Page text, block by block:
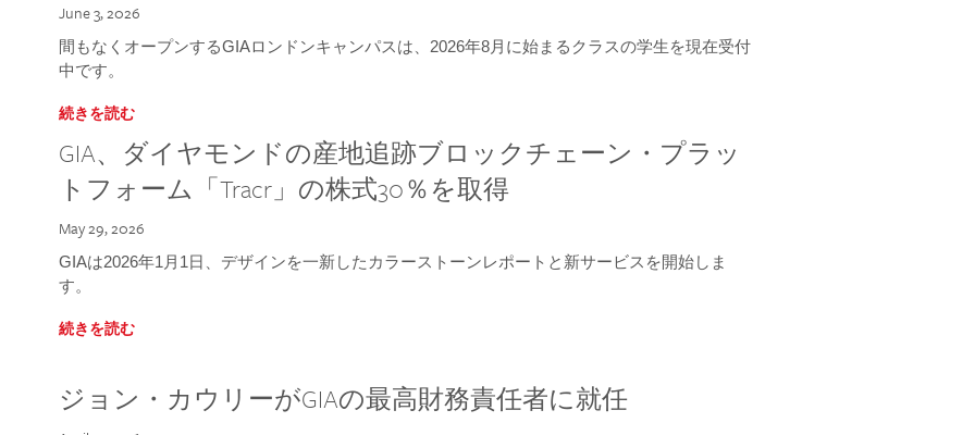
June 3, 2026
間もなくオープンするGIAロンドンキャンパスは、2026年8月に始まるクラスの学生を現在受付
中です。
続きを読む
GIA、ダイヤモンドの産地追跡ブロックチェーン・プラッ
トフォーム「Tracr」の株式30％を取得
May 29, 2026
GIAは2026年1月1日、デザインを一新したカラーストーンレポートと新サービスを開始しま
す。
続きを読む
ジョン・カウリーがGIAの最高財務責任者に就任